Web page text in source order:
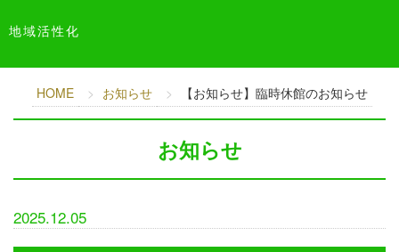
地域活性化
HOME お知らせ 【お知らせ】臨時休館のお知らせ
お知らせ
2025.12.05